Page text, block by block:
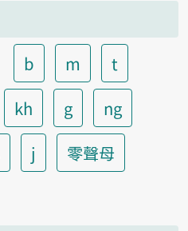
b m
t
kh g
ng
j
零聲母